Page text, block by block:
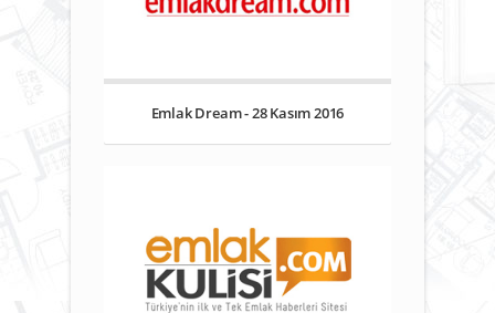
Emlak Dream - 28 Kasım 2016